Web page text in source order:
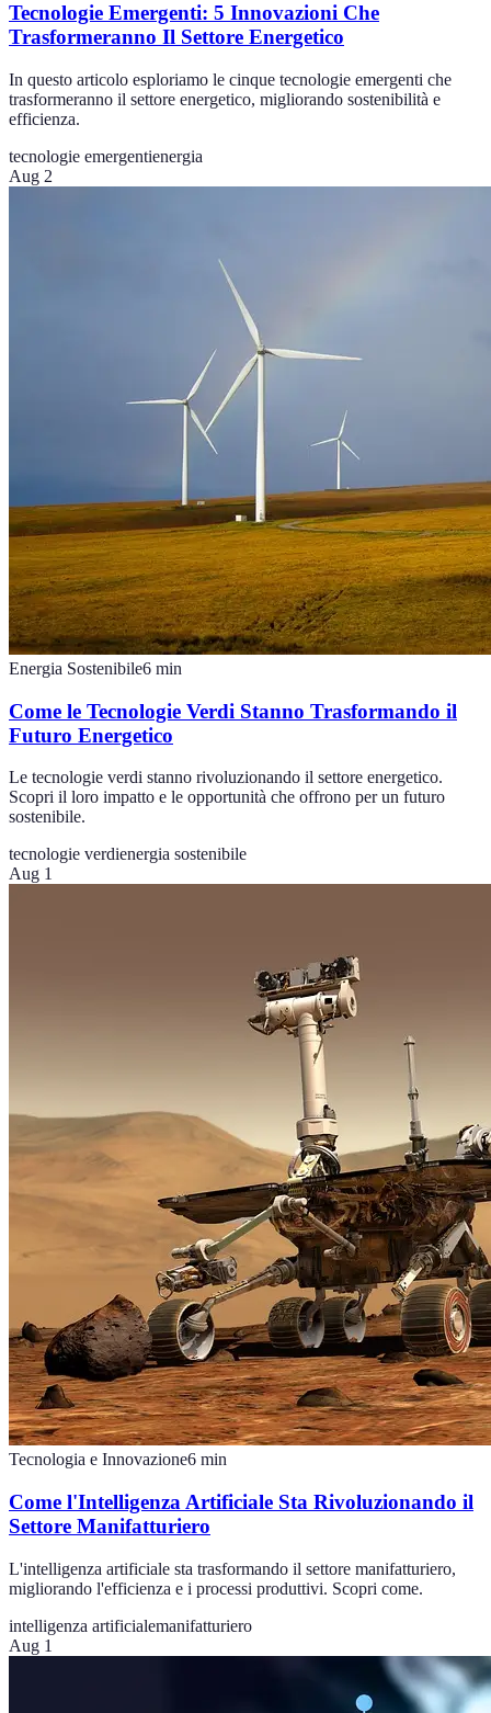
Tecnologie Emergenti: 5 Innovazioni Che
Trasformeranno Il Settore Energetico
In questo articolo esploriamo le cinque tecnologie emergenti che
trasformeranno il settore energetico, migliorando sostenibilità e
efficienza.
tecnologie emergentienergia
Aug 2
Energia Sostenibile6 min
Come le Tecnologie Verdi Stanno Trasformando il
Futuro Energetico
Le tecnologie verdi stanno rivoluzionando il settore energetico.
Scopri il loro impatto e le opportunità che offrono per un futuro
sostenibile.
tecnologie verdienergia sostenibile
Aug 1
Tecnologia e Innovazione6 min
Come l'Intelligenza Artificiale Sta Rivoluzionando il
Settore Manifatturiero
L'intelligenza artificiale sta trasformando il settore manifatturiero,
migliorando l'efficienza e i processi produttivi. Scopri come.
intelligenza artificialemanifatturiero
Aug 1